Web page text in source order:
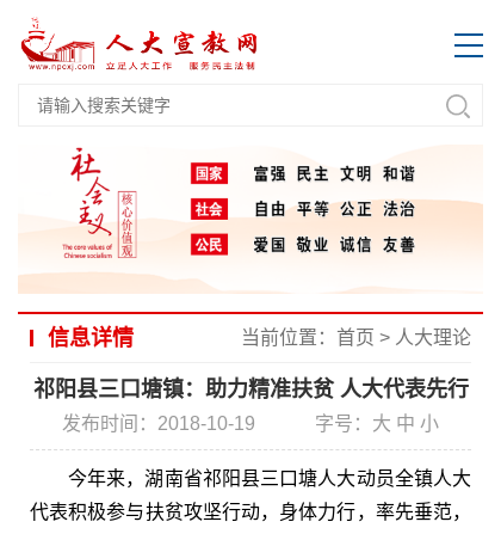
信息详情 当前位置： 首页 > 人大理论
祁阳县三口塘镇：助力精准扶贫 人大代表先行
发布时间：2018-10-19 字号： 大 中 小
今年来，湖南省祁阳县三口塘人大动员全镇人大
代表积极参与扶贫攻坚行动，身体力行，率先垂范，